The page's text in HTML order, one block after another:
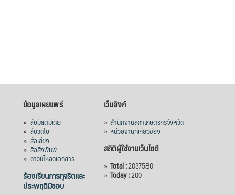
ข้อมูลเผยแพร่
» สื่อมัลติมีเดีย
» สื่อวิดีโอ
» สื่อเสียง
» สื่อสิ่งพิมพ์
» ดาวน์โหลดเอกสาร
ร้องเรียนการทุจริตและ
ประพฤติมิชอบ
เว็บลิงก์
» สำนักงานสภาเกษตรกรจังหวัด
» หน่วยงานที่เกี่ยวข้อง
สถิติผู้ใช้งานเว็บไซต์
» Total :2037580
» Today :200